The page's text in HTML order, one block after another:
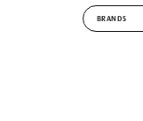
BRANDS